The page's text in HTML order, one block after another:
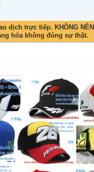
dịch trực tiếp. KHÔNG NÊN
hóa không đúng sự thật.